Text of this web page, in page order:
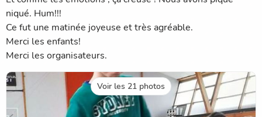
niqué. Hum!!!
Ce fut une matinée joyeuse et très agréable.
Merci les enfants!
Merci les organisateurs.
Voir les 21 photos